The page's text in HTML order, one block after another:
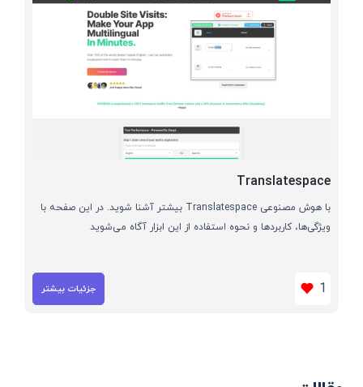
Translatespace
با هوش مصنوعی Translatespace بیشتر آشنا شوید. در این صفحه با
ویژگی‌ها، کاربردها و نحوه استفاده از این ابزار آگاه می‌شوید
1 جزئیات بیشتر